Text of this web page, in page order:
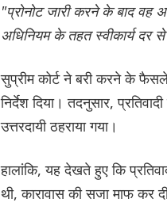
"प्रोनोट जारी करने के बाद वह
अधिनियम के तहत स्वीकार्य दर
सुप्रीम कोर्ट ने बरी करने के
निर्देश दिया। तदनुसार,
उत्तरदायी ठहराया गया।
हालांकि, यह देखते हुए कि
थी, कारावास की सजा माफ कर